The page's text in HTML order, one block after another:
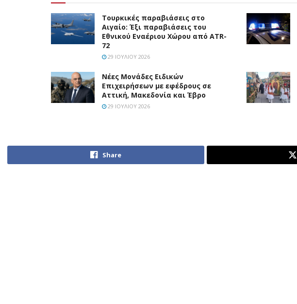
Τουρκικές παραβιάσεις στο
Αιγαίο: Έξι παραβιάσεις του
Εθνικού Εναέριου Χώρου από ATR-
72
29 ΙΟΥΛΊΟΥ 2026
Νέες Μονάδες Ειδικών
Επιχειρήσεων με εφέδρους σε
Αττική, Μακεδονία και Έβρο
29 ΙΟΥΛΊΟΥ 2026
Share